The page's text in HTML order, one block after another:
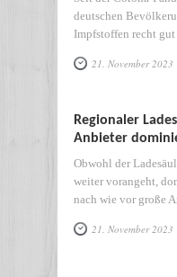
deutschen
Impfstoffen recht
21. November 2023
Regionaler
Anbieter
Obwohl der
weiter vorangeht,
nach wie vor große
21. November 2023